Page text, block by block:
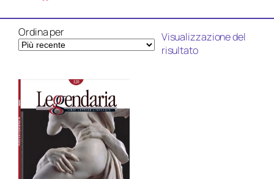
Ordina per
Visualizzazione del
risultato